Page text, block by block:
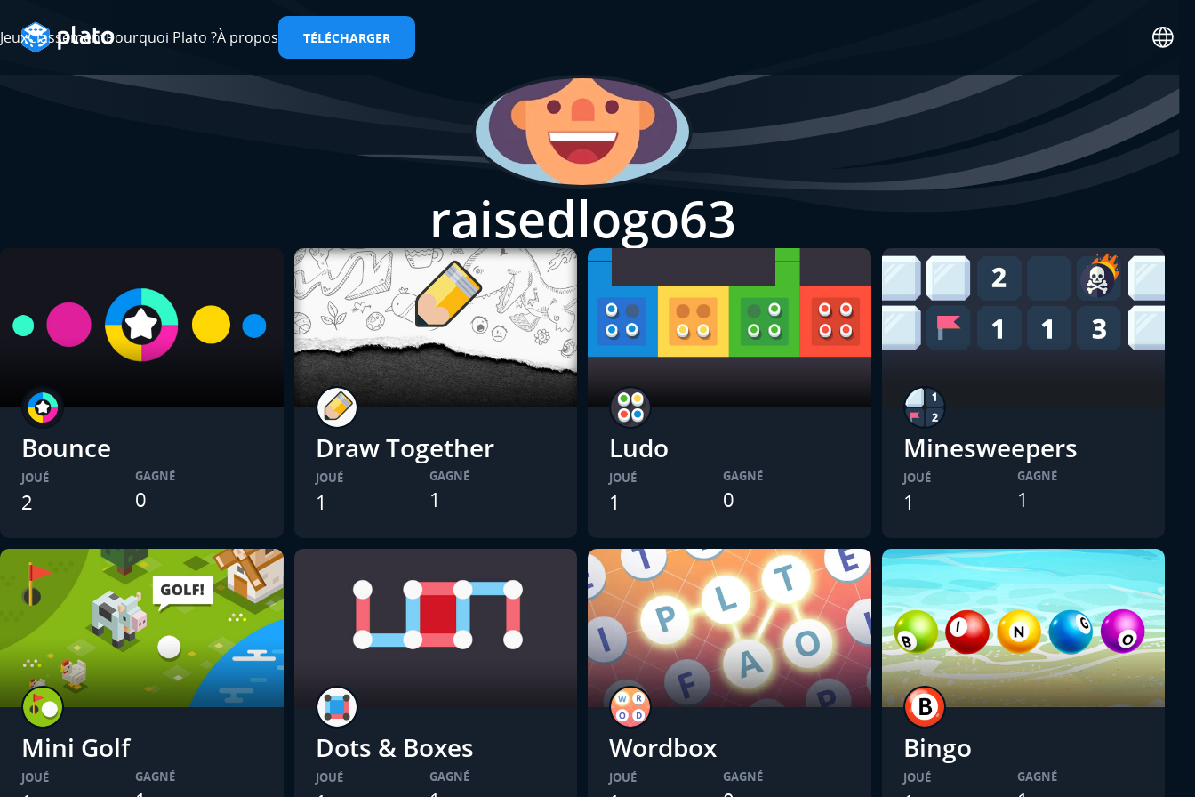
JeuxClassementPourquoi Plato ?À propos TÉLÉCHARGER
raisedlogo63
Bounce
JOUÉ
2
GAGNÉ
0
Draw Together
JOUÉ
1
GAGNÉ
1
Ludo
JOUÉ
1
GAGNÉ
0
Minesweepers
JOUÉ
1
GAGNÉ
1
Mini Golf
JOUÉ GAGNÉ
Dots & Boxes
JOUÉ GAGNÉ
Wordbox
JOUÉ GAGNÉ
Bingo
JOUÉ GAGNÉ